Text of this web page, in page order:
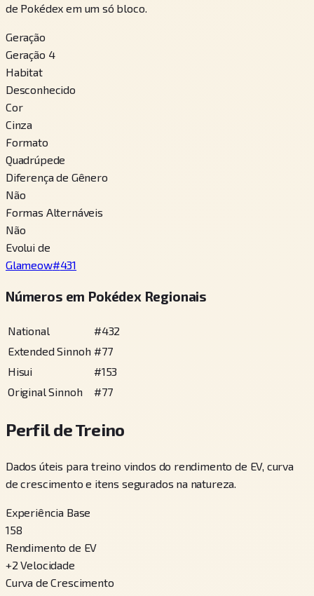
de Pokédex em um só bloco.
Geração
Geração 4
Habitat
Desconhecido
Cor
Cinza
Formato
Quadrúpede
Diferença de Gênero
Não
Formas Alternáveis
Não
Evolui de
Glameow#431
Números em Pokédex Regionais
National #432
Extended Sinnoh #77
Hisui
#153
Original Sinnoh
#77
Perfil de Treino
Dados úteis para treino vindos do rendimento de EV, curva
de crescimento e itens segurados na natureza.
Experiência Base
158
Rendimento de EV
+2 Velocidade
Curva de Crescimento